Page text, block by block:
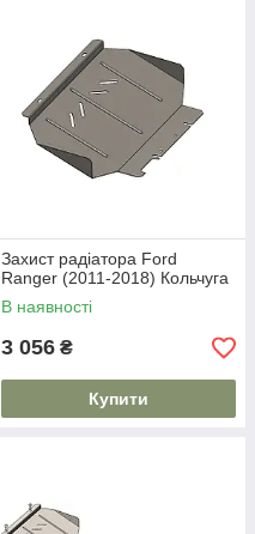
Захист радіатора Ford
Ranger (2011-2018) Кольчуга
В наявності
3 056 ₴
Купити